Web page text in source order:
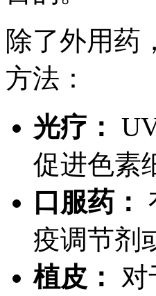
除了外用药
方法：
光疗：
促进色素
口服药：
疫调节剂
植皮：
对